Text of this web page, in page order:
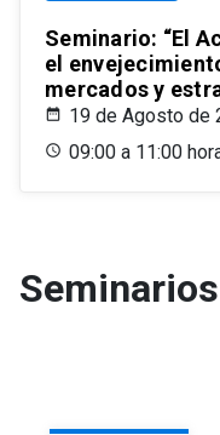
Seminario: “El
el
mercados y
19 de Agosto de
09:00 a 11:00
Seminarios